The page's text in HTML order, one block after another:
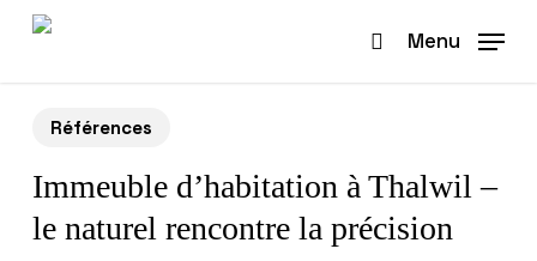
Skip
search
Menu
Références
Immeuble d’habitation à Thalwil –
le naturel rencontre la précision